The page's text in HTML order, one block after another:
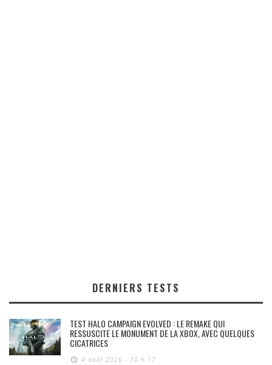
DERNIERS TESTS
TEST HALO CAMPAIGN EVOLVED : LE REMAKE QUI
RESSUSCITE LE MONUMENT DE LA XBOX, AVEC QUELQUES
CICATRICES
4 août 2026 - 10 h 17